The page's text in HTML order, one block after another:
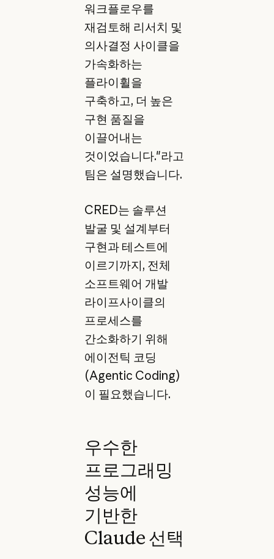
워크플로우를
재검토해 리서치 및
의사결정 사이클을
가속화하는
플라이휠을
구축하고, 더 높은
구현 품질을
이끌어내는
것이었습니다."라고
팀은 설명했습니다.
CRED는 솔루션
발굴 및 설계부터
구현과 테스트에
이르기까지, 전체
소프트웨어 개발
라이프사이클의
프로세스를
간소화하기 위해
에이전틱 코딩
(Agentic Coding)
이 필요했습니다.
우수한
프로그래밍
성능에
기반한
Claude 선택